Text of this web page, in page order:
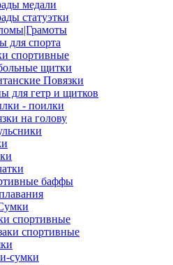
медали
статуэтки
для спорта
спортивные
щитки
Повязки
для гетр и щитков
- поилки
на голову
баффы
спортивные
спортивные
сумки